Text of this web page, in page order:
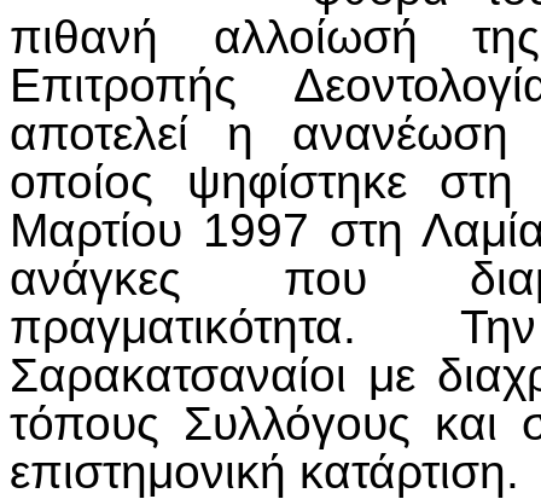
πιθανή αλλοίωσή
Επιτροπής
αποτελεί η
οποίος ψηφίστηκε
Μαρτίου 1997 στη
ανάγκες που
πραγματικότητα.
Σαρακατσαναίοι με
τόπους Συλλόγους και
επιστημονική κατάρτιση.